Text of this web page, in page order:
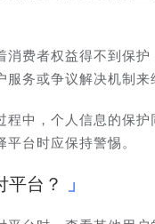
消费者权益得不到保
务或争议解决机制来
程中，个人信息的保
台时应保持警惕。
平台？